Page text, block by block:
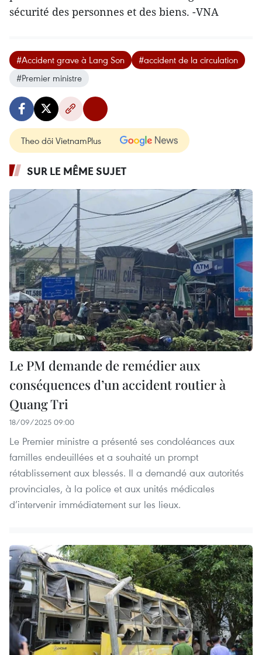
sécurité des personnes et des biens. -VNA
#Accident grave à Lang Son
#accident de la circulation
#Premier ministre
Theo dõi VietnamPlus
SUR LE MÊME SUJET
Le PM demande de remédier aux
conséquences d’un accident routier à
Quang Tri
18/09/2025 09:00
Le Premier ministre a présenté ses condoléances aux
familles endeuillées et a souhaité un prompt
rétablissement aux blessés. Il a demandé aux autorités
provinciales, à la police et aux unités médicales
d’intervenir immédiatement sur les lieux.